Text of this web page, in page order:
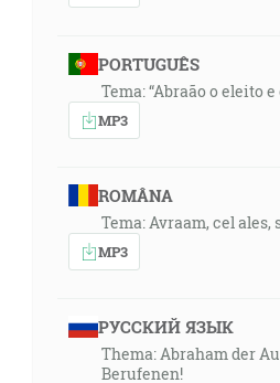
PORTUGUÊS
Tema: “Abraão o eleito
MP3
ROMÂNA
Tema: Avraam, cel
MP3
РУССКИЙ ЯЗЫК
Thema: Abraham der
Berufenen!